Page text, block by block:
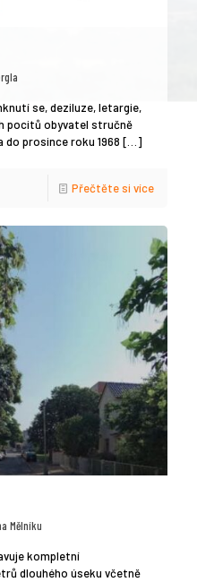
se, deziluze, letargie,
pocitů obyvatel stručně
prosince roku 1968 […]
Přečtěte si více
Mělníku
kompletní
dlouhého úseku včetně